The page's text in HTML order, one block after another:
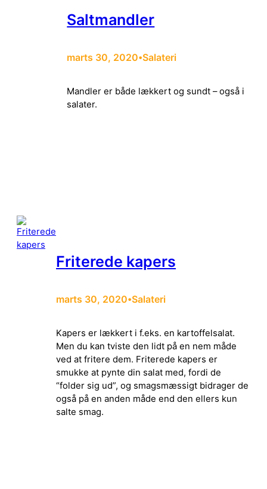
Saltmandler
marts 30, 2020•Salateri
Mandler er både lækkert og sundt – også i
salater.
Friterede kapers
marts 30, 2020•Salateri
Kapers er lækkert i f.eks. en kartoffelsalat.
Men du kan tviste den lidt på en nem måde
ved at fritere dem. Friterede kapers er
smukke at pynte din salat med, fordi de
“folder sig ud”, og smagsmæssigt bidrager de
også på en anden måde end den ellers kun
salte smag.